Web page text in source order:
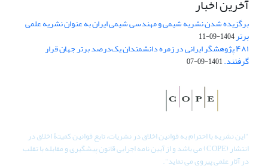
آخرین اخبار
برگزیده شدن نشریه شیمی و مهندسی شیمی ایران به عنوان نشریه علمی
برتر1404-09-11
۴۸۱ پژوهشگر ایرانی در زمره دانشمندان یک‌درصد برتر جهان قرار
گرفتند.1401-09-07
"این نشریه با احترام به قوانین اخلاق در نشریات، تابع قوانین کمیتۀ اخلاق در
انتشار (COPE) می باشد و از آیین نامه اجرایی قانون پیشگیری و مقابله با تقلب
در آثار علمی پیروی می نماید".